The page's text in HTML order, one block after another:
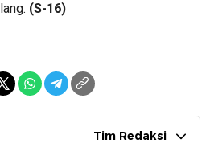
(S-16)
Tim Redaksi